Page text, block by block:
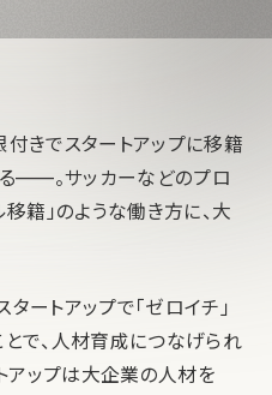
きでスタートアップに移籍
——。サッカーなどのプロ
籍」のような働き方に、大
ートアップで「ゼロイチ」
で、人材育成につなげられ
アップは大企業の人材を